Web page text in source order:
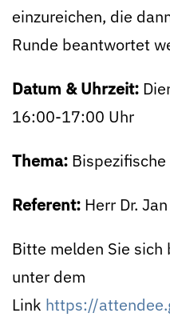
einzureichen, die
Runde beantwortet
Datum & Uhrzeit:
16:00-17:00 Uhr
Thema:
Referent: Herr Dr.
Bitte melden Sie
unter dem
Link https://